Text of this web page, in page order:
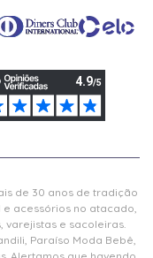
de 30 anos de tradição
acessórios no atacado,
e sacoleiras.
Paraíso Moda Bebê,